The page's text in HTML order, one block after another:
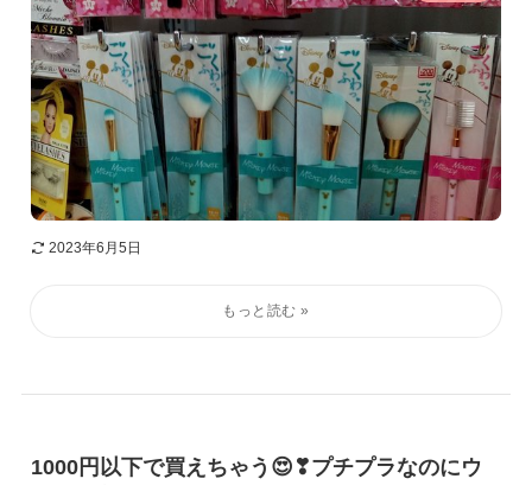
2023年6月5日
1000円以下で買えちゃう😍❣プチプラなのにウ